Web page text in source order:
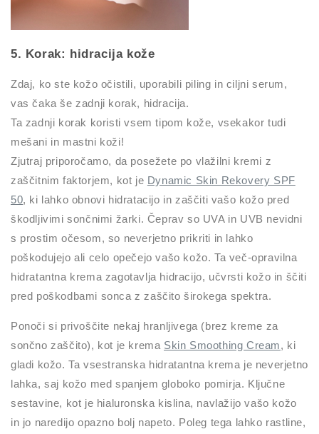
5. Korak: hidracija kože
Zdaj, ko ste kožo očistili, uporabili piling in ciljni serum,
vas čaka še zadnji korak, hidracija.
Ta zadnji korak koristi vsem tipom kože, vsekakor tudi
mešani in mastni koži!
Zjutraj priporočamo, da posežete po vlažilni kremi z
zaščitnim faktorjem, kot je Dynamic Skin Rekovery SPF
50, ki lahko obnovi hidratacijo in zaščiti vašo kožo pred
škodljivimi sončnimi žarki. Čeprav so UVA in UVB nevidni
s prostim očesom, so neverjetno prikriti in lahko
poškodujejo ali celo opečejo vašo kožo. Ta več-opravilna
hidratantna krema zagotavlja hidracijo, učvrsti kožo in ščiti
pred poškodbami sonca z zaščito širokega spektra.
Ponoči si privoščite nekaj hranljivega (brez kreme za
sončno zaščito), kot je krema Skin Smoothing Cream, ki
gladi kožo. Ta vsestranska hidratantna krema je neverjetno
lahka, saj kožo med spanjem globoko pomirja. Ključne
sestavine, kot je hialuronska kislina, navlažijo vašo kožo
in jo naredijo opazno bolj napeto. Poleg tega lahko rastline,